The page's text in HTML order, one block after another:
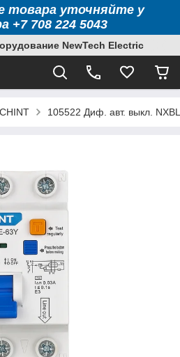
товара уточняйте у
+7 708 224 5043
NewTech Electric
CHINT 105522 Диф. авт. выкл.